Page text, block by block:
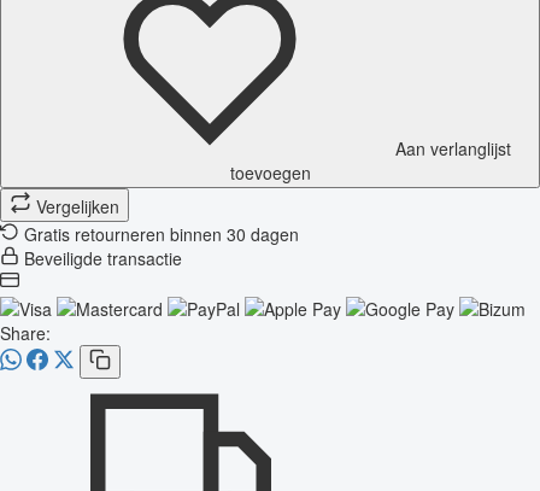
Aan verlanglijst
toevoegen
Vergelijken
Gratis retourneren binnen 30 dagen
Beveiligde transactie
Share: